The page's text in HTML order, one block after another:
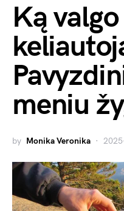
Ką
meniu
by Monika Veronika